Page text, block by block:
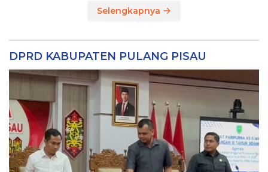
Selengkapnya
DPRD KABUPATEN PULANG PISAU